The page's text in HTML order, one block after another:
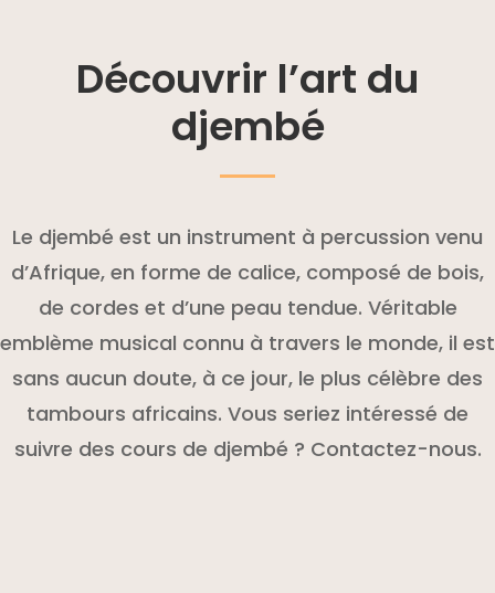
Découvrir l’art du
djembé
Le djembé est un instrument à percussion venu
d’Afrique, en forme de calice, composé de bois,
de cordes et d’une peau tendue. Véritable
emblème musical connu à travers le monde, il est
sans aucun doute, à ce jour, le plus célèbre des
tambours africains. Vous seriez intéressé de
suivre des cours de djembé ? Contactez-nous.